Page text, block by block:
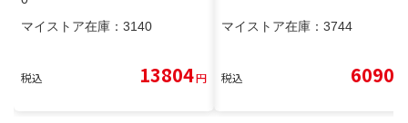
マイストア在庫： 3140
税込 13804円
マイストア在庫： 3744
税込 6090